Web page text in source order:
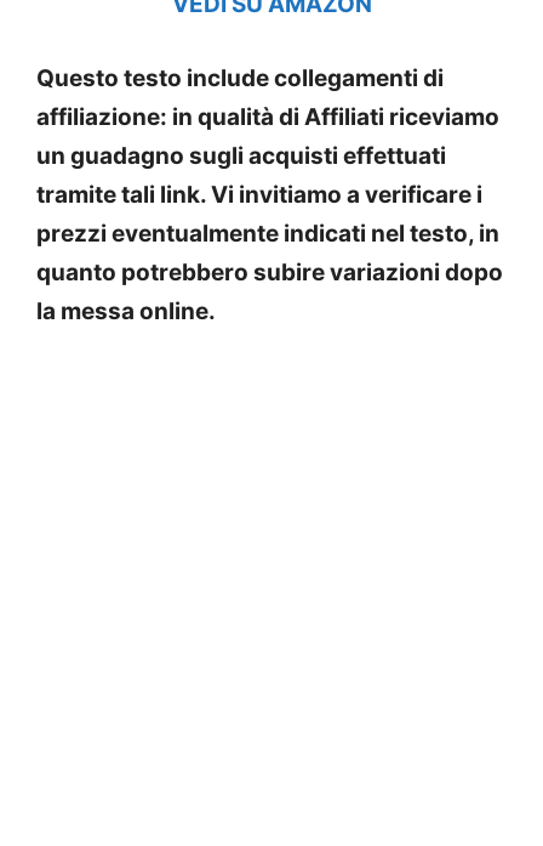
Questo testo include collegamenti di
affiliazione: in qualità di Affiliati riceviamo
un guadagno sugli acquisti effettuati
tramite tali link. Vi invitiamo a verificare i
prezzi eventualmente indicati nel testo, in
quanto potrebbero subire variazioni dopo
la messa online.